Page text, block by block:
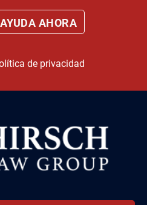
de privacidad